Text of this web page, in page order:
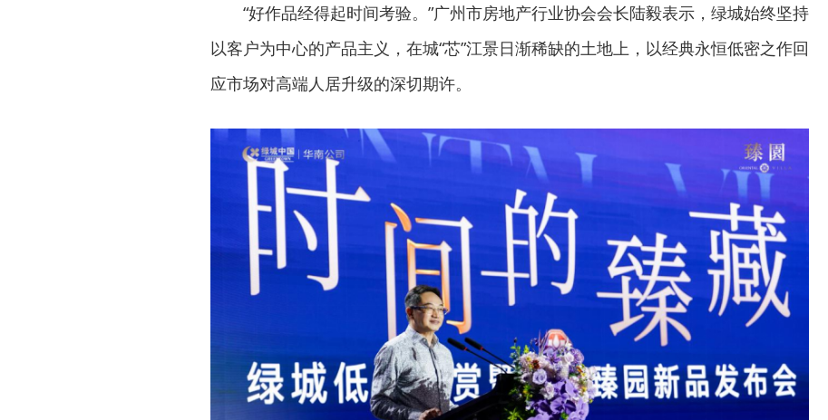
“好作品经得起时间考验。”广州市房地产行业协会会长陆毅表示，绿城始终坚持
以客户为中心的产品主义，在城“芯”江景日渐稀缺的土地上，以经典永恒低密之作回
应市场对高端人居升级的深切期许。